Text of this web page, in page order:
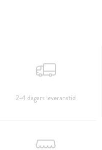
2-4 dagars leveranstid